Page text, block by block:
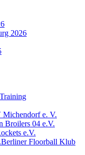
2026
Michendorf e. V.
Broilers 04 e.V.
e.V.
Berliner Floorball Klub